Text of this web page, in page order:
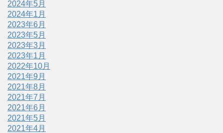
2024年5月
2024年1月
2023年6月
2023年5月
2023年3月
2023年1月
2022年10月
2021年9月
2021年8月
2021年7月
2021年6月
2021年5月
2021年4月